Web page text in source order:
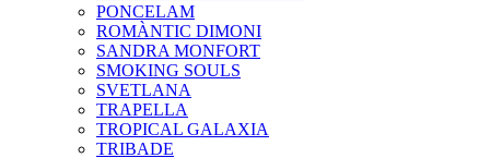
PONCELAM
ROMÀNTIC DIMONI
SANDRA MONFORT
SMOKING SOULS
SVETLANA
TRAPELLA
TROPICAL GALAXIA
TRIBADE